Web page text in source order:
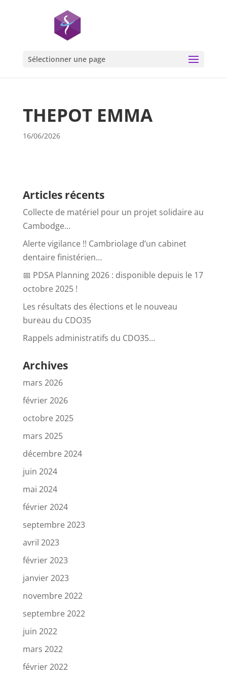
Sélectionner une page
THEPOT EMMA
16/06/2026
Articles récents
Collecte de matériel pour un projet solidaire au
Cambodge…
Alerte vigilance !! Cambriolage d’un cabinet
dentaire finistérien…
📅 PDSA Planning 2026 : disponible depuis le 17
octobre 2025 !
Les résultats des élections et le nouveau
bureau du CDO35
Rappels administratifs du CDO35…
Archives
mars 2026
février 2026
octobre 2025
mars 2025
décembre 2024
juin 2024
mai 2024
février 2024
septembre 2023
avril 2023
février 2023
janvier 2023
novembre 2022
septembre 2022
juin 2022
mars 2022
février 2022